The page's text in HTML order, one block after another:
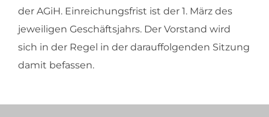
der AGiH. Einreichungsfrist ist der 1. März des
jeweiligen Geschäftsjahrs. Der Vorstand wird
sich in der Regel in der darauffolgenden Sitzung
damit befassen.